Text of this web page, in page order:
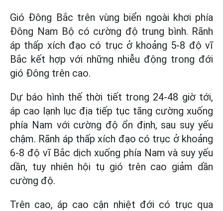
Gió Đông Bắc trên vùng biển ngoài khơi phía
Đông Nam Bộ có cường độ trung bình. Rãnh
áp thấp xích đạo có trục ở khoảng 5-8 độ vĩ
Bắc kết hợp với những nhiễu động trong đới
gió Đông trên cao.
Dự báo hình thế thời tiết trong 24-48 giờ tới,
áp cao lạnh lục địa tiếp tục tăng cường xuống
phía Nam với cường độ ổn định, sau suy yếu
chậm. Rãnh áp thấp xích đạo có trục ở khoảng
6-8 độ vĩ Bắc dịch xuống phía Nam và suy yếu
dần, tuy nhiên hội tụ gió trên cao giảm dần
cường độ.
Trên cao, áp cao cận nhiệt đới có trục qua